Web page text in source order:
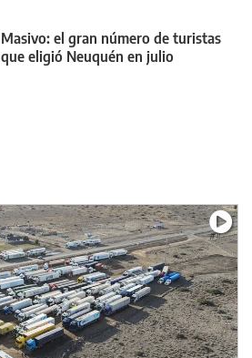
Masivo: el gran número de turistas
que eligió Neuquén en julio